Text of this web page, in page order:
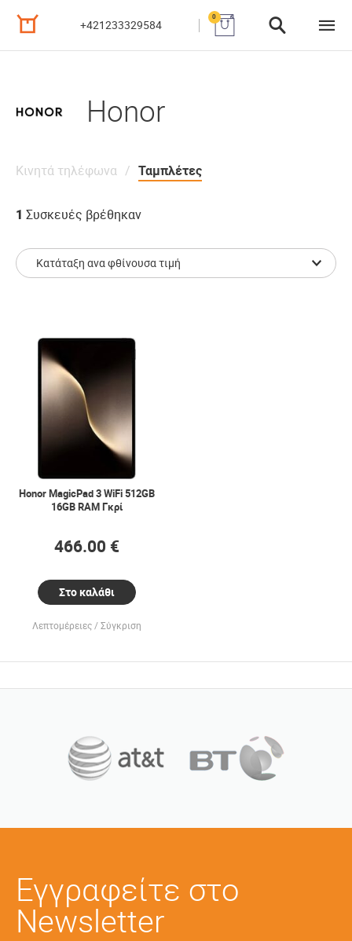
+421233329584
0
Honor
Κινητά τηλέφωνα Ταμπλέτες
1 Συσκευές βρέθηκαν
Honor MagicPad 3 WiFi 512GB
16GB RAM Γκρί
466.00 €
Στο καλάθι
Λεπτομέρειες Σύγκριση
Εγγραφείτε στο
Newsletter